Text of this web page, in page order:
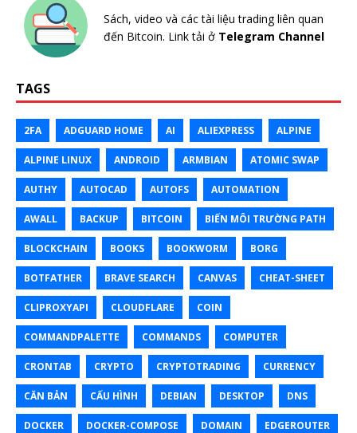
Sách, video và các tài liệu trading liên quan
đến Bitcoin. Link tải ở Telegram Channel
TAGS
2FA ADGUARD HOME AI ALIEXPRESS ALPINE
ALPINE LINUX ANDROID ARMBIAN ATOMIC SWAP
AUTHY AUTOCAD AUTOFS AUTOMATION
AWALL BACKUP BITCOIN BIẾN MÔI TRƯỜNG PATH
BLOCKCHAIN BOOKS BOOKWORM BORG
BOTFATHER BRAVE SEARCH CANVAS CHEAT-SHEET
CLIPROXYAPI CLOUDFLARE COIN
COMMANDPALETTE COMMANDS COMPUTER
CRONTAB CRYPTO CRYPTOTRADING CURRENCY
CĂN BẢN CẤU HÌNH DEBIAN DESKTOP DNS
DOCKER DOCKER-COMPOSE DOMAIN EDGEROUTER